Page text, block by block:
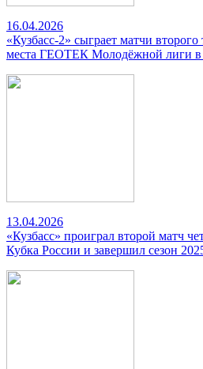
16.04.2026
«Кузбасс-2» сыграет матчи
места ГЕОТЕК Молодёжной лиги в
13.04.2026
«Кузбасс» проиграл второй матч
Кубка России и завершил сезон